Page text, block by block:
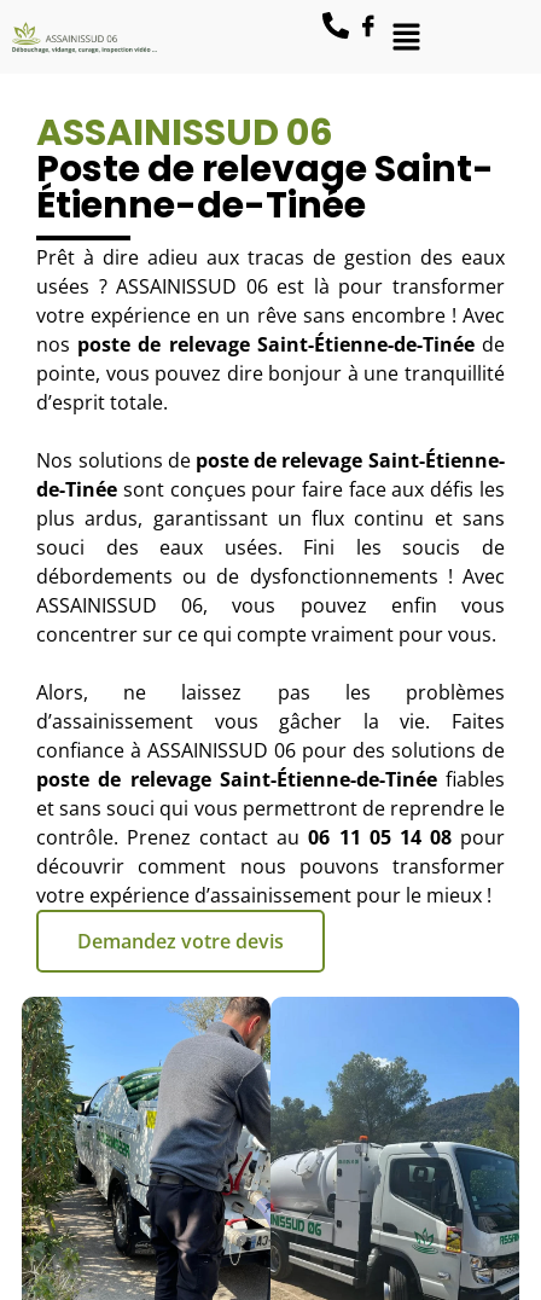
ASSAINISSUD 06
Poste de relevage Saint-
Étienne-de-Tinée
Prêt à dire adieu aux tracas de gestion des eaux
usées ? ASSAINISSUD 06 est là pour transformer
votre expérience en un rêve sans encombre ! Avec
nos poste de relevage Saint-Étienne-de-Tinéede
pointe, vous pouvez dire bonjour à une tranquillité
d’esprit totale.
Nos solutions de poste de relevage Saint-Étienne-
de-Tinée sont conçues pour faire face aux défis les
plus ardus, garantissant un flux continu et sans
souci des eaux usées. Fini les soucis de
débordements ou de dysfonctionnements ! Avec
ASSAINISSUD 06, vous pouvez enfin vous
concentrer sur ce qui compte vraiment pour vous.
Alors, ne laissez pas les problèmes
d’assainissement vous gâcher la vie. Faites
confiance à ASSAINISSUD 06 pour des solutions de
poste de relevage Saint-Étienne-de-Tinéefiables
et sans souci qui vous permettront de reprendre le
contrôle. Prenez contact au06 11 05 14 08pour
découvrir comment nous pouvons transformer
votre expérience d’assainissement pour le mieux !
Demandez votre devis